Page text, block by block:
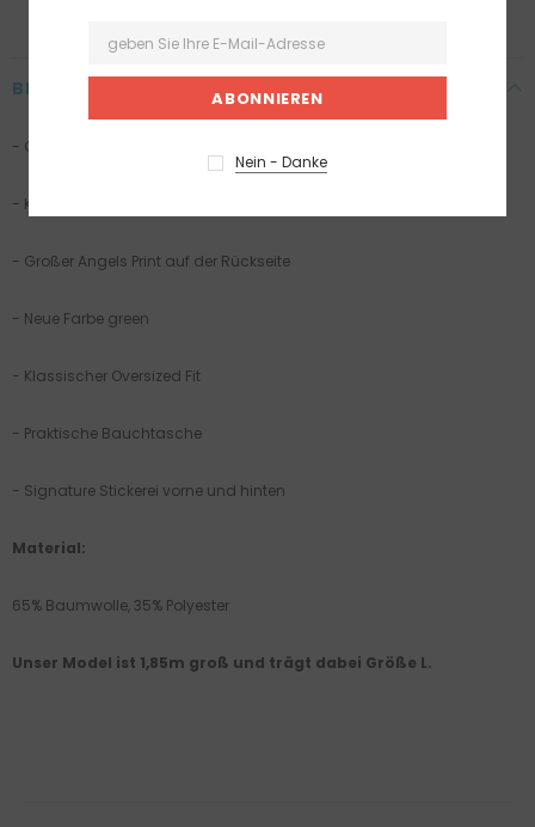
BESCHREIBUNG
- Chronicles Collection
- Klassischer Oversized Hoodie aus weichem Sweatmaterial
- Großer Angels Print auf der Rückseite
- Neue Farbe green
- Klassischer Oversized Fit
- Praktische Bauchtasche
- Signature Stickerei vorne und hinten
Material:
65% Baumwolle, 35% Polyester
Unser Model ist 1,85m groß und trägt dabei Größe L.
Nein - Danke